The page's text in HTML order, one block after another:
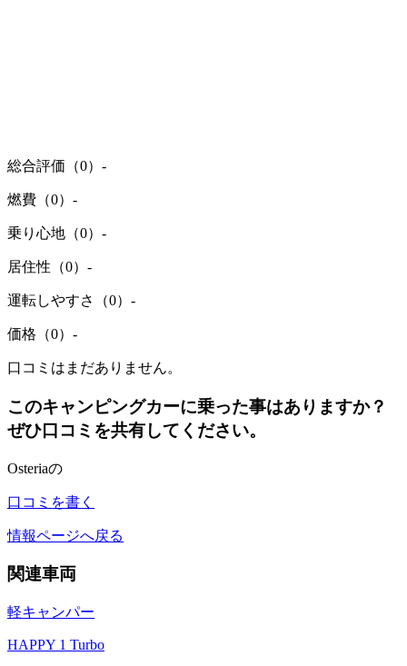
総合評価（0） -
燃費（0） -
乗り心地（0） -
居住性（0） -
運転しやすさ（0） -
価格（0） -
口コミはまだありません。
このキャンピングカーに乗った事はありますか？
ぜひ口コミを共有してください。
Osteriaの
口コミを書く
情報ページへ戻る
関連車両
軽キャンパー
HAPPY 1 Turbo